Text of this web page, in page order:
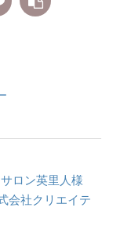
ロン英里人様
会社クリエイテ